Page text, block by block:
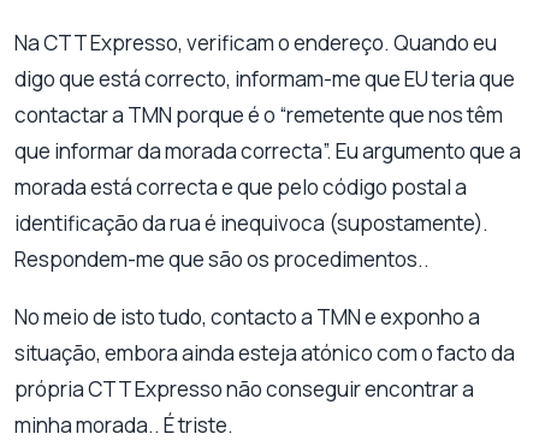
Na CTT Expresso, verificam o endereço. Quando eu
digo que está correcto, informam-me que EU teria que
contactar a TMN porque é o “remetente que nos têm
que informar da morada correcta”. Eu argumento que a
morada está correcta e que pelo código postal a
identificação da rua é inequivoca (supostamente).
Respondem-me que são os procedimentos..
No meio de isto tudo, contacto a TMN e exponho a
situação, embora ainda esteja atónico com o facto da
própria CTT Expresso não conseguir encontrar a
minha morada.. É triste.